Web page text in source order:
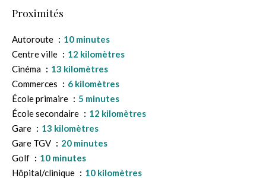
Proximités
Autoroute
10 minutes
Centre ville
12 kilomètres
Cinéma
13 kilomètres
Commerces
6 kilomètres
École primaire
5 minutes
École secondaire
12 kilomètres
Gare
13 kilomètres
Gare TGV
20 minutes
Golf
10 minutes
Hôpital/clinique
10 kilomètres